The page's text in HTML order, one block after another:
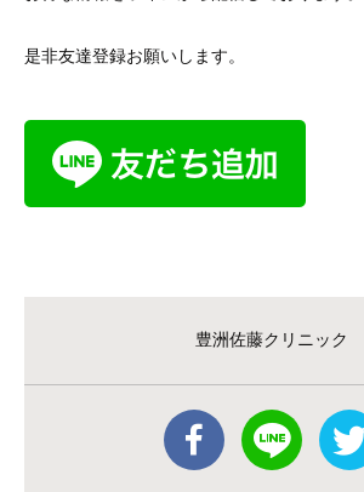
是非友達登録お願いします。
豊洲佐藤クリニック